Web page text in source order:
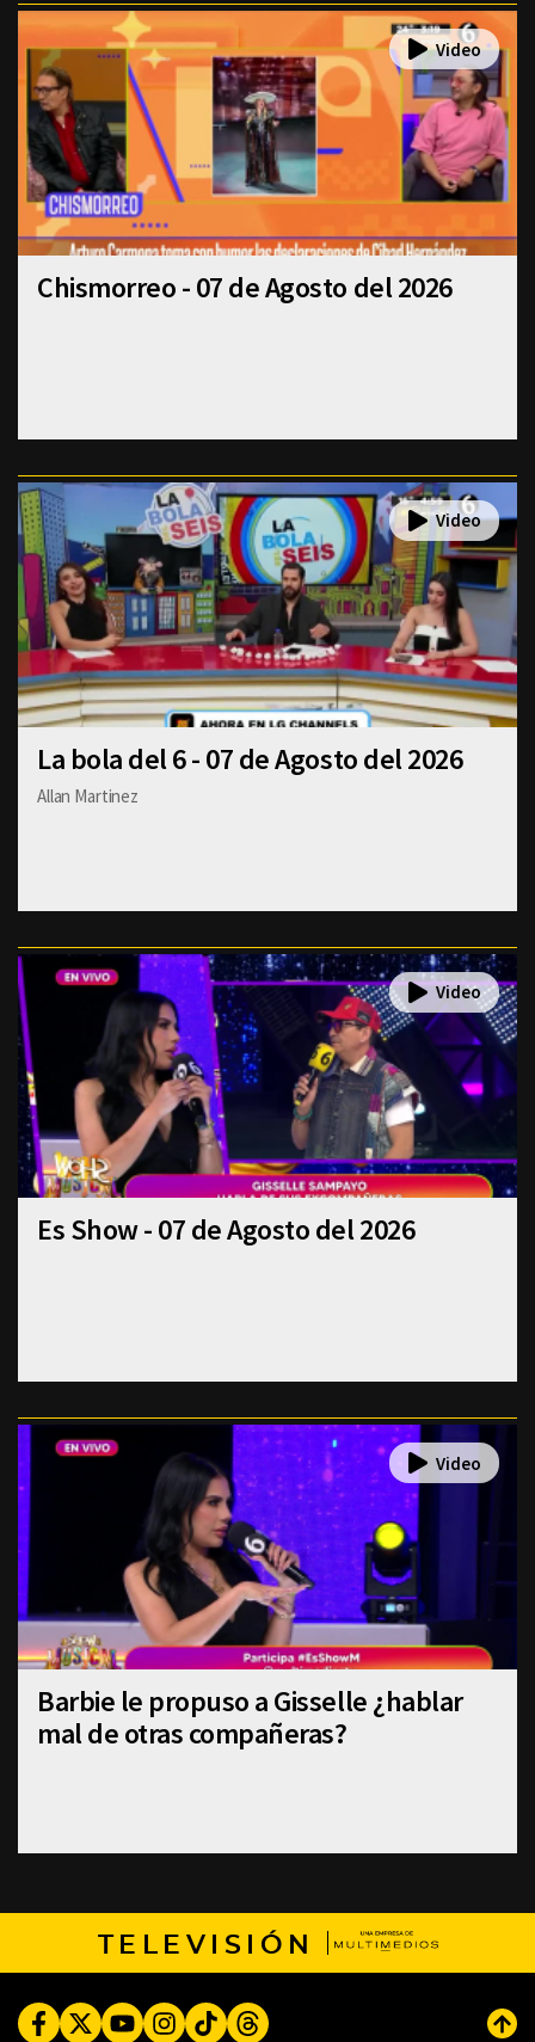
Chismorreo - 07 de Agosto del 2026
La bola del 6 - 07 de Agosto del 2026
Allan Martinez
Es Show - 07 de Agosto del 2026
Barbie le propuso a Gisselle ¿hablar
mal de otras compañeras?
TELEVISIÓN
FacebookTwitterYoutubeInstagram
TikTokThreads